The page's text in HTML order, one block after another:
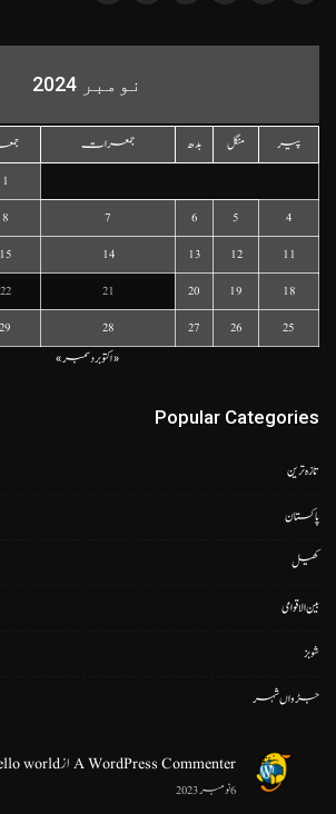
نومبر 2024
پیر منگل بدھ جمعرات
1
4
5
6
7
8
11
12
13
14
15
18
19
20
21
22
25
26
27
28
29
« اکتوبردسمبر »
Popular Categories
تازہ ترین
پاکستان
کھیل
بین الاقوامی
شوبز
جڑواں شہر
A WordPress Commenterازworld!
6 نومبر 2023